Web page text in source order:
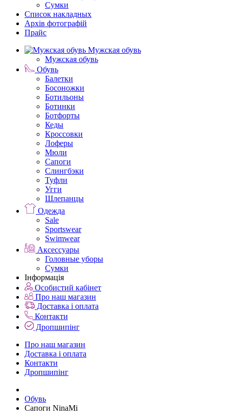
Сумки
Список накладных
Архів фотографій
Прайс
Мужская обувь
Мужская обувь
Обувь
Балетки
Босоножки
Ботильоны
Ботинки
Ботфорты
Кеды
Кроссовки
Лоферы
Мюли
Сапоги
Слингбэки
Туфли
Угги
Шлепанцы
Одежда
Sale
Sportswear
Swimwear
Аксессуары
Головные уборы
Сумки
Інформація
Особистий кабінет
Про наш магазин
Доставка і оплата
Контакти
Дропшипінг
Про наш магазин
Доставка і оплата
Контакти
Дропшипінг
Обувь
Сапоги NinaMi